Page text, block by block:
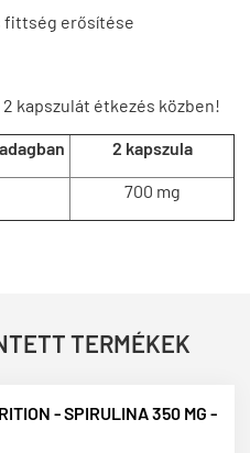
fittség erősítése
kapszulát étkezés közben!
2 kapszula
700 mg
TERMÉKEK
- SPIRULINA 350 MG -